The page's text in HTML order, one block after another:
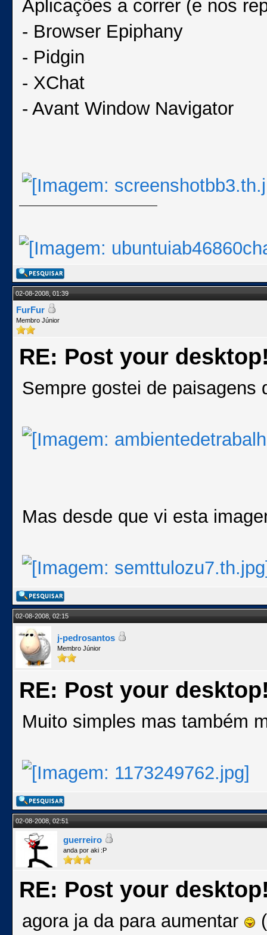
Aplicações a correr (e nos
- Browser Epiphany
- Pidgin
- XChat
- Avant Window Navigator
02-08-2008, 01:39
FurFur
Membro Júnior
RE: Post your
Sempre gostei de paisagens
Mas desde que vi esta
02-08-2008, 02:15
j-pedrosantos
Membro Júnior
RE: Post your
Muito simples mas também
02-08-2008, 02:51
guerreiro
anda por aki :P
RE: Post your
agora ja da para aumentar